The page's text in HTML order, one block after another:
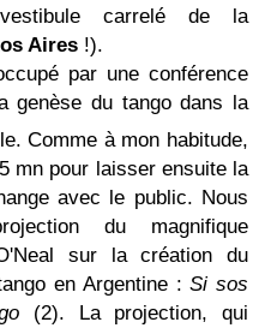
carrelé de la
Aires !).
par une conférence
genèse du tango dans la
Comme à mon habitude,
mn pour laisser ensuite la
avec le public. Nous
du magnifique
sur la création du
en Argentine :Si sos
(2). La projection, qui